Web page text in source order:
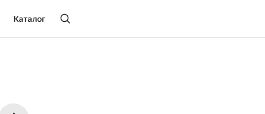
Каталог